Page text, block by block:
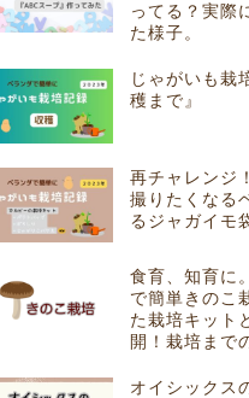
ってる？実際
た様子。
じゃがいも栽
穫まで』
再チャレンジ
撮りたくなる
るジャガイモ
食育、知育に
で簡単きのこ
た栽培キット
開！栽培まで
オイシックス